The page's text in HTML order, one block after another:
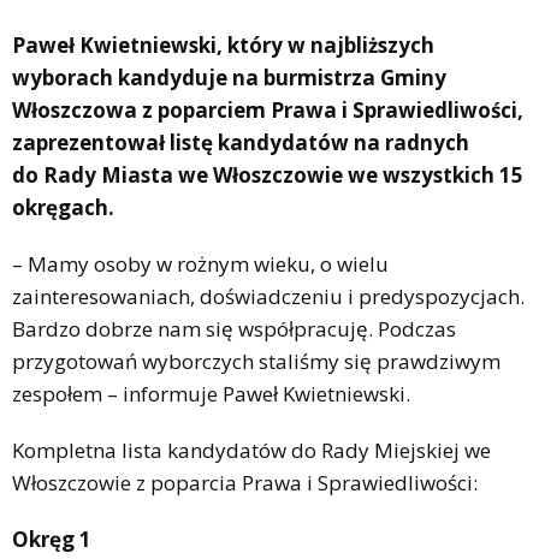
Paweł Kwietniewski, który w najbliższych
wyborach kandyduje na burmistrza Gminy
Włoszczowa z poparciem Prawa i Sprawiedliwości,
zaprezentował listę kandydatów na radnych
do Rady Miasta we Włoszczowie we wszystkich 15
okręgach.
– Mamy osoby w rożnym wieku, o wielu
zainteresowaniach, doświadczeniu i predyspozycjach.
Bardzo dobrze nam się współpracuję. Podczas
przygotowań wyborczych staliśmy się prawdziwym
zespołem – informuje Paweł Kwietniewski.
Kompletna lista kandydatów do Rady Miejskiej we
Włoszczowie z poparcia Prawa i Sprawiedliwości:
Okręg 1